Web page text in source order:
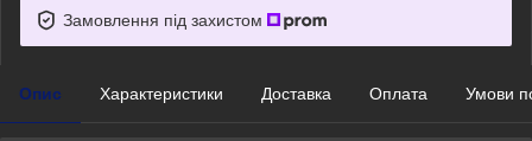
Замовлення під захистом
Опис Характеристики Доставка Оплата Умови